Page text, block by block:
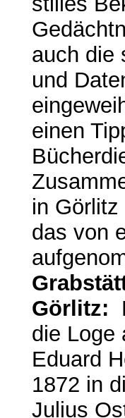
auch die
und
einen
in
das von
Görlitz:
die Loge
Eduard
1872 in
Julius